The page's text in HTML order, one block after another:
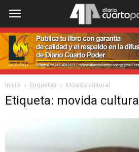
Inicio Etiquetas Movida cultural
Etiqueta: movida cultural